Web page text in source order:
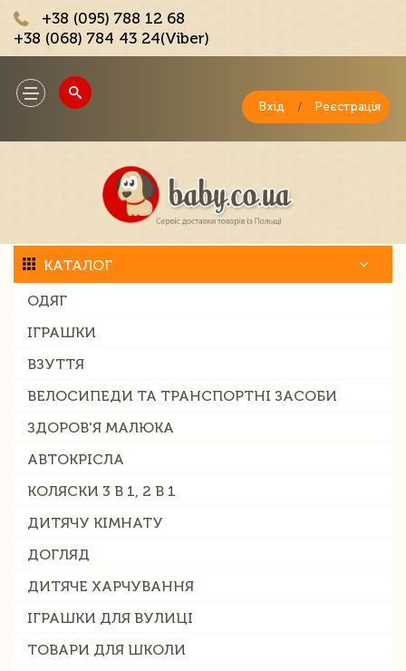
+38 (095) 788 12 68
+38 (068) 784 43 24(Viber)
Toggle
navigation
Вхід / Реєстрація
КАТАЛОГ
ОДЯГ
ІГРАШКИ
ВЗУТТЯ
ВЕЛОСИПЕДИ ТА ТРАНСПОРТНІ ЗАСОБИ
ЗДОРОВ'Я МАЛЮКА
АВТОКРІСЛА
КОЛЯСКИ 3 В 1, 2 В 1
ДИТЯЧУ КІМНАТУ
ДОГЛЯД
ДИТЯЧЕ ХАРЧУВАННЯ
ІГРАШКИ ДЛЯ ВУЛИЦІ
ТОВАРИ ДЛЯ ШКОЛИ